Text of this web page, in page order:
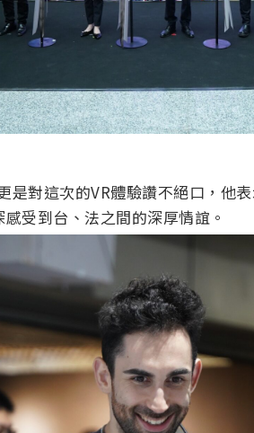
對這次的VR體驗讚不絕口，他
受到台、法之間的深厚情誼。